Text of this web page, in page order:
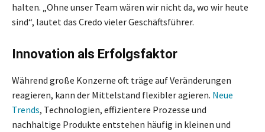
halten. „Ohne unser Team wären wir nicht da, wo wir heute
sind“, lautet das Credo vieler Geschäftsführer.
Innovation als Erfolgsfaktor
Während große Konzerne oft träge auf Veränderungen
reagieren, kann der Mittelstand flexibler agieren. Neue
Trends, Technologien, effizientere Prozesse und
nachhaltige Produkte entstehen häufig in kleinen und